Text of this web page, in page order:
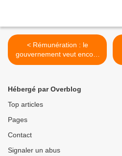
< Rémunération : le
gouvernement veut encore
ralentir la carrière des
Hébergé par Overblog
Top articles
Pages
Contact
Signaler un abus